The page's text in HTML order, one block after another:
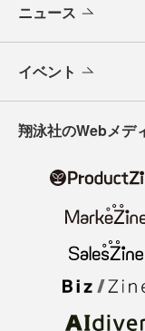
ニュース
イベント
翔泳社のWebメデ